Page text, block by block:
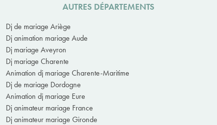
AUTRES DÉPARTEMENTS
Dj de mariage Ariège
Dj animation mariage Aude
Dj mariage Aveyron
Dj mariage Charente
Animation dj mariage Charente-Maritime
Dj de mariage Dordogne
Animation dj mariage Eure
Dj animateur mariage France
Dj animateur mariage Gironde